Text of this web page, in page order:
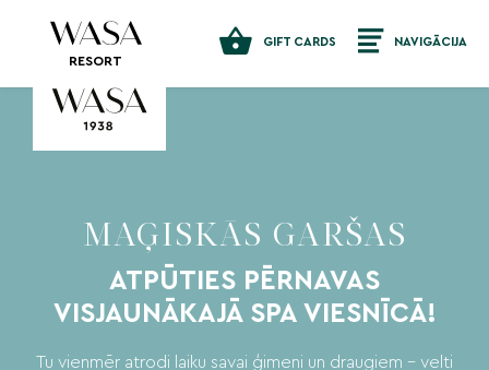
GIFT CARDS NAVIGĀCIJA
RESORT
MAĢISKĀS GARŠAS
ATPŪTIES PĒRNAVAS
VISJAUNĀKAJĀ SPA VIESNĪCĀ!
Tu vienmēr atrodi laiku savai ģimeni un draugiem – velti